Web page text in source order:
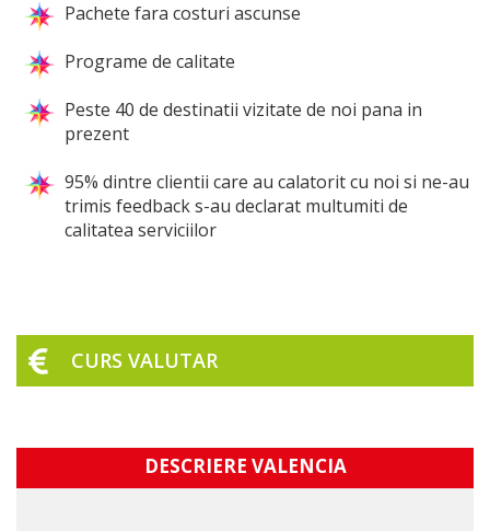
Pachete fara costuri ascunse
Programe de calitate
Peste 40 de destinatii vizitate de noi pana in
prezent
95% dintre clientii care au calatorit cu noi si ne-au
trimis feedback s-au declarat multumiti de
calitatea serviciilor
CURS VALUTAR
DESCRIERE VALENCIA